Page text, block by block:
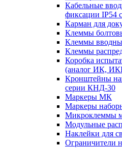
Кабельные
фиксации IP54
Карман для
Клеммы
Клеммы
Клеммы
Коробка
(аналог ИК,
Кронштейны
серии КНД-30
Маркеры МК
Маркеры
Микроклеммы
Модульные
Наклейки для
Ограничители